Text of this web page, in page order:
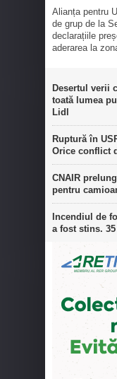
Alianța pentru
de grup de la
declarațiile
aderarea la
Desertul verii
toată lumea
Lidl
Ruptură în
Orice conflict
CNAIR
pentru
Incendiul de
a fost stins.